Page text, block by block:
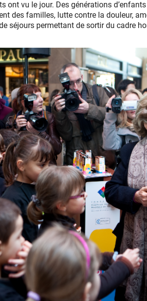
ont vu le jour. Des générations
des familles, lutte contre la douleur,
séjours permettant de sortir du cadre